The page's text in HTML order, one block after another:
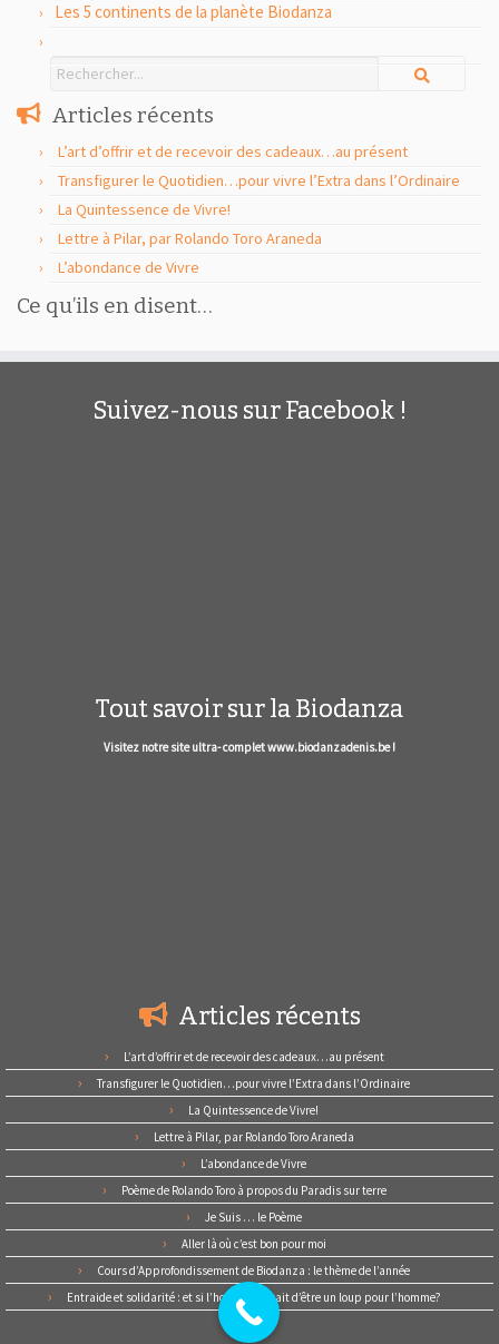
Les 5 continents de la planète Biodanza
Articles récents
L’art d’offrir et de recevoir des cadeaux…au présent
Transfigurer le Quotidien…pour vivre l’Extra dans l’Ordinaire
La Quintessence de Vivre!
Lettre à Pilar, par Rolando Toro Araneda
L’abondance de Vivre
Ce qu’ils en disent…
Suivez-nous sur Facebook !
Tout savoir sur la Biodanza
Visitez notre site ultra- complet www.biodanzadenis.be !
Articles récents
L’art d’offrir et de recevoir des cadeaux…au présent
Transfigurer le Quotidien…pour vivre l’Extra dans l’Ordinaire
La Quintessence de Vivre!
Lettre à Pilar, par Rolando Toro Araneda
L’abondance de Vivre
Poème de Rolando Toro à propos du Paradis sur terre
Je Suis … le Poème
Aller là où c’est bon pour moi
Cours d’Approfondissement de Biodanza : le thème de l’année
Entraide et solidarité : et si l’homme cessait d’être un loup pour l’homme?